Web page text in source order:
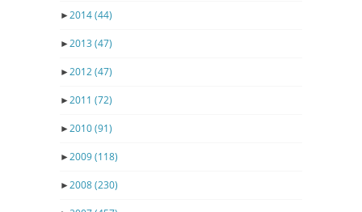
►2014(44)
►2013 (47)
►2012(47)
►2011 (72)
►2010(91)
►2009(118)
►2008(230)